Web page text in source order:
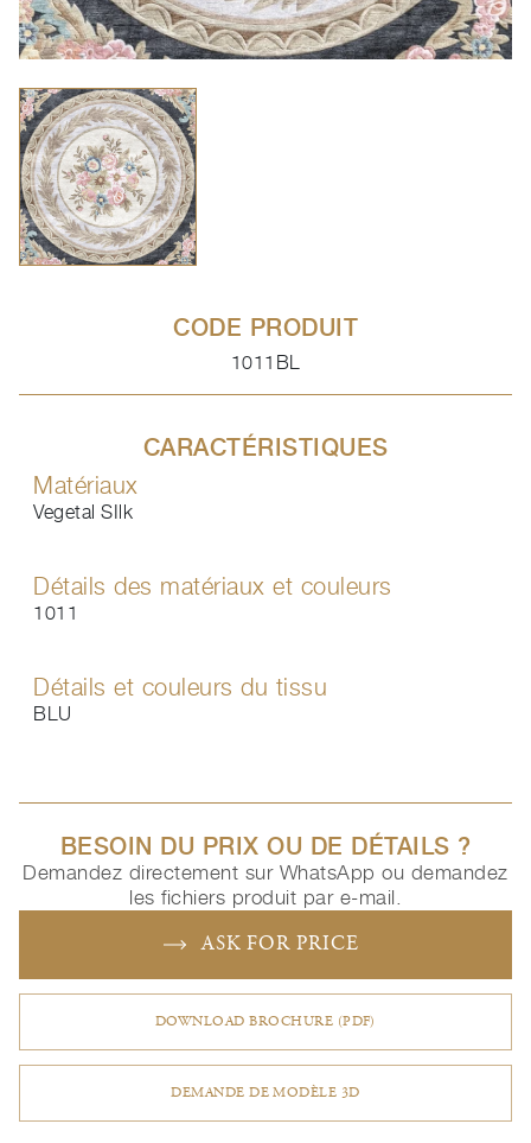
CODE PRODUIT
1011BL
CARACTÉRISTIQUES
Matériaux
Vegetal SIlk
Détails des matériaux et couleurs
1011
Détails et couleurs du tissu
BLU
BESOIN DU PRIX OU DE DÉTAILS ?
Demandez directement sur WhatsApp ou demandez
les fichiers produit par e-mail.
ASK FOR PRICE
DOWNLOAD BROCHURE (PDF)
DEMANDE DE MODÈLE 3D